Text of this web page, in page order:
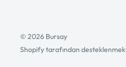
© 2026 Bursay
Shopify tarafından